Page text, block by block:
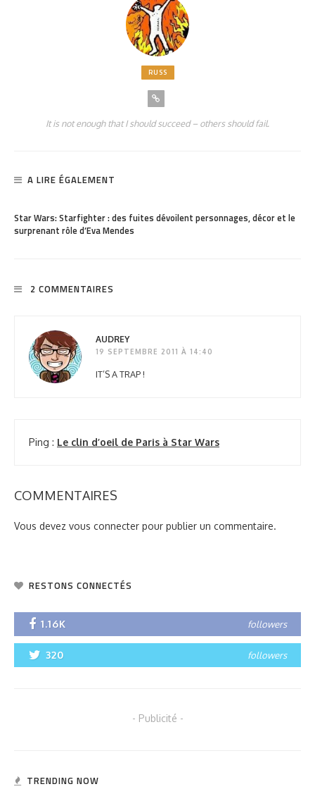
RUSS
It is not enough that I should succeed – others should fail.
A LIRE ÉGALEMENT
Star Wars: Starfighter : des fuites dévoilent personnages, décor et le
surprenant rôle d’Eva Mendes
2 COMMENTAIRES
AUDREY
19 SEPTEMBRE 2011 À 14:40
IT’S A TRAP !
Ping : Le clin d’oeil de Paris à Star Wars
COMMENTAIRES
Vous devez vous connecter pour publier un commentaire.
RESTONS CONNECTÉS
1.16K followers
320 followers
- Publicité -
TRENDING NOW